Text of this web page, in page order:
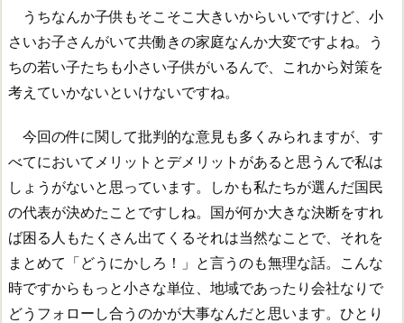
うちなんか子供もそこそこ大きいからいいですけど、小
さいお子さんがいて共働きの家庭なんか大変ですよね。う
ちの若い子たちも小さい子供がいるんで、これから対策を
考えていかないといけないですね。
今回の件に関して批判的な意見も多くみられますが、す
べてにおいてメリットとデメリットがあると思うんで私は
しょうがないと思っています。しかも私たちが選んだ国民
の代表が決めたことですしね。国が何か大きな決断をすれ
ば困る人もたくさん出てくるそれは当然なことで、それを
まとめて「どうにかしろ！」と言うのも無理な話。こんな
時ですからもっと小さな単位、地域であったり会社なりで
どうフォローし合うのかが大事なんだと思います。ひとり